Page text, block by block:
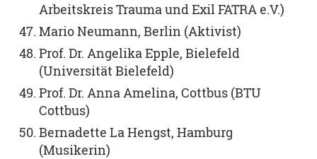
Arbeitskreis Trauma und Exil FATRA e.V.)
Mario Neumann, Berlin (Aktivist)
Prof. Dr. Angelika Epple, Bielefeld
(Universität Bielefeld)
Prof. Dr. Anna Amelina, Cottbus (BTU
Cottbus)
Bernadette La Hengst, Hamburg
(Musikerin)